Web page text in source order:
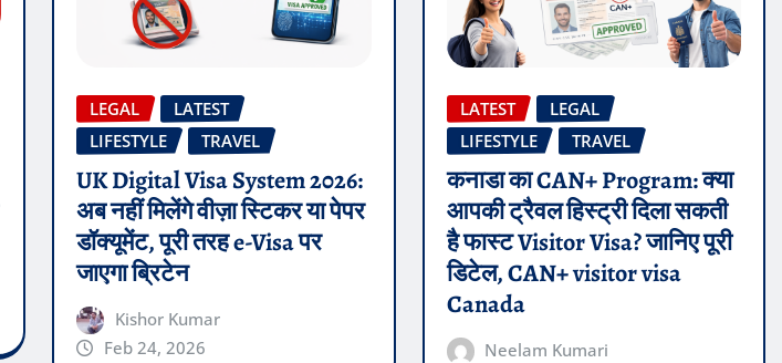
LEGAL
LATEST
LIFESTYLE
TRAVEL
UK Digital Visa System 2026:
अब नहीं मिलेंगे वीज़ा स्टिकर या पेपर
डॉक्यूमेंट, पूरी तरह e-Visa पर
जाएगा ब्रिटेन
Kishor Kumar
Feb 24, 2026
LATEST
LEGAL
LIFESTYLE
TRAVEL
कनाडा का CAN+ Program: क्या
आपकी ट्रैवल हिस्ट्री दिला सकती
है फास्ट Visitor Visa? जानिए पूरी
डिटेल, CAN+ visitor visa
Canada
Neelam Kumari